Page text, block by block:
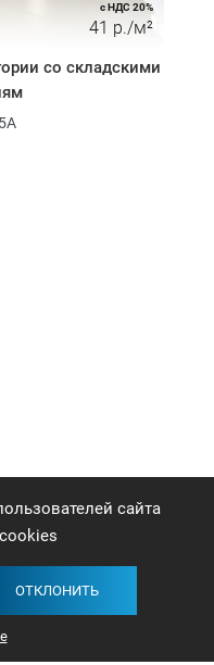
с НДС 20%
41 р./м²
со складскими
сайта
ОТКЛОНИТЬ